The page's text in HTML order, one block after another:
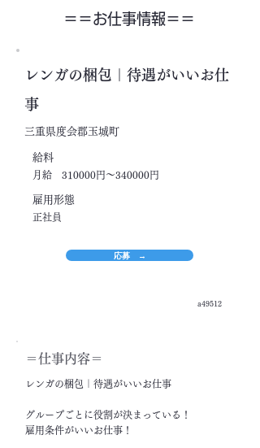
＝＝​お仕事情報＝＝
レンガの梱包｜待遇がいいお仕
事
三重県度会郡玉城町
​給料
月給 310000円～340000円
​雇用形態
正社員
応募 →
a49512
＝​仕事内容＝
レンガの梱包｜待遇がいいお仕事
グループごとに役割が決まっている！
雇用条件がいいお仕事！